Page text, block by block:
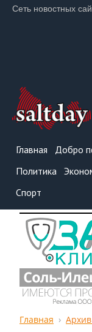
Сеть новостных
Главная Добро
Политика
Спорт
Главная